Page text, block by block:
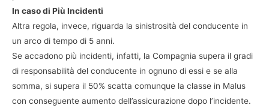
In caso di Più Incidenti
Altra regola, invece, riguarda la sinistrosità del conducente in
un arco di tempo di 5 anni.
Se accadono più incidenti, infatti, la Compagnia supera il gradi
di responsabilità del conducente in ognuno di essi e se alla
somma, si supera il 50% scatta comunque la classe in Malus
con conseguente aumento dell’assicurazione dopo l’incidente.